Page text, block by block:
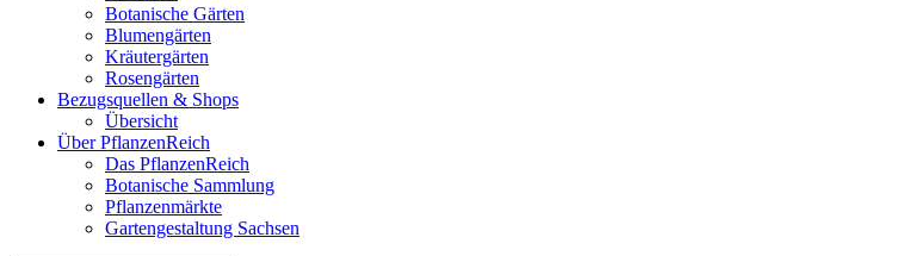
Botanische Gärten
Blumengärten
Kräutergärten
Rosengärten
Bezugsquellen & Shops
Übersicht
Über PflanzenReich
Das PflanzenReich
Botanische Sammlung
Pflanzenmärkte
Gartengestaltung Sachsen